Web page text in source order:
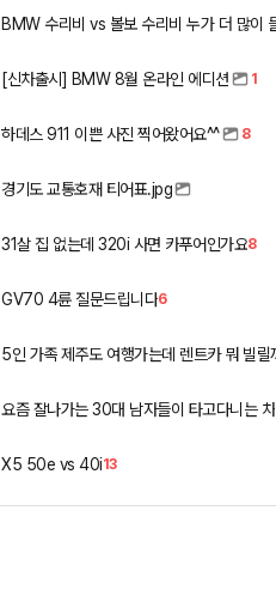
[신차출시] BMW 8월 온라인 에디션 1
하데스 911 이쁜 사진 찍어왔어요^^ 8
경기도 교통호재 티어표.jpg
31살 집 없는데 320i 사면 카푸어인가요8
GV70 4륜 질문드립니다6
요즘 잘나가는 30대 남자들이 타고다니는 차
X5 50e vs 40i13